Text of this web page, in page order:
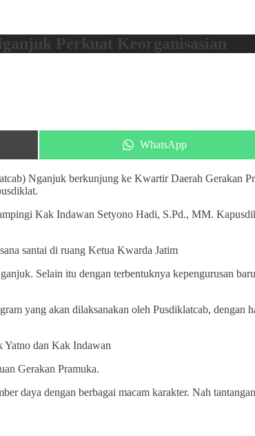
Perkuat Keorganisasian
Share
WhatsApp
Nganjuk berkunjung ke Kwartir Daerah Gerakan
Kak Indawan Setyono Hadi, S.Pd., MM.
santai di ruang Ketua Kwarda Jatim
Selain itu dengan terbentuknya kepengurusan
yang akan dilaksanakan oleh Pusdiklatcab, dengan
Yatno dan Kak Indawan
Gerakan Pramuka.
daya dengan berbagai macam karakter. Nah